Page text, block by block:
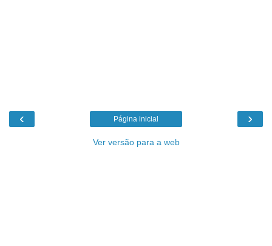
‹ ›
Página inicial
Ver versão para a web